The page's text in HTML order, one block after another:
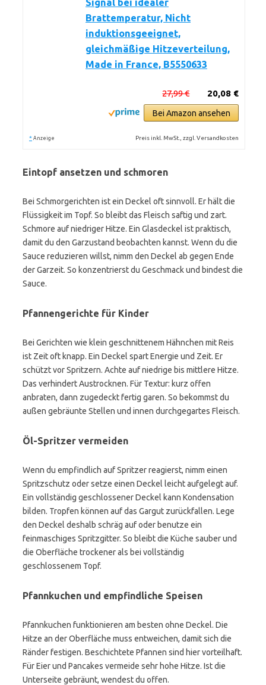
Signal bei idealer
Brattemperatur, Nicht
induktionsgeeignet,
gleichmäßige Hitzeverteilung,
Made in France, B5550633
20,08 €
27,99 €
Bei Amazon ansehen
* Anzeige Preis inkl. MwSt., zzgl. Versandkosten
Eintopf ansetzen und schmoren
Bei Schmorgerichten ist ein Deckel oft sinnvoll. Er hält die
Flüssigkeit im Topf. So bleibt das Fleisch saftig und zart.
Schmore auf niedriger Hitze. Ein Glasdeckel ist praktisch,
damit du den Garzustand beobachten kannst. Wenn du die
Sauce reduzieren willst, nimm den Deckel ab gegen Ende
der Garzeit. So konzentrierst du Geschmack und bindest die
Sauce.
Pfannengerichte für Kinder
Bei Gerichten wie klein geschnittenem Hähnchen mit Reis
ist Zeit oft knapp. Ein Deckel spart Energie und Zeit. Er
schützt vor Spritzern. Achte auf niedrige bis mittlere Hitze.
Das verhindert Austrocknen. Für Textur: kurz offen
anbraten, dann zugedeckt fertig garen. So bekommst du
außen gebräunte Stellen und innen durchgegartes Fleisch.
Öl-Spritzer vermeiden
Wenn du empfindlich auf Spritzer reagierst, nimm einen
Spritzschutz oder setze einen Deckel leicht aufgelegt auf.
Ein vollständig geschlossener Deckel kann Kondensation
bilden. Tropfen können auf das Gargut zurückfallen. Lege
den Deckel deshalb schräg auf oder benutze ein
feinmaschiges Spritzgitter. So bleibt die Küche sauber und
die Oberfläche trockener als bei vollständig
geschlossenem Topf.
Pfannkuchen und empfindliche Speisen
Pfannkuchen funktionieren am besten ohne Deckel. Die
Hitze an der Oberfläche muss entweichen, damit sich die
Ränder festigen. Beschichtete Pfannen sind hier vorteilhaft.
Für Eier und Pancakes vermeide sehr hohe Hitze. Ist die
Unterseite gebräunt, wendest du offen.